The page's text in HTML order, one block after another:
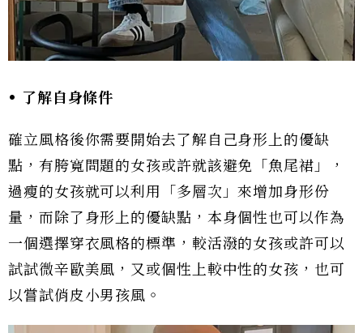
• 了解自身條件
確立風格後你需要開始去了解自己身形上的優缺
點，有胯寬問題的女孩或許就該避免「魚尾裙」，
過瘦的女孩就可以利用「多層次」來增加身形份
量，而除了身形上的優缺點，本身個性也可以作為
一個選擇穿衣風格的標準，較活潑的女孩或許可以
試試微辛歐美風，又或個性上較中性的女孩，也可
以嘗試俏皮小男孩風。